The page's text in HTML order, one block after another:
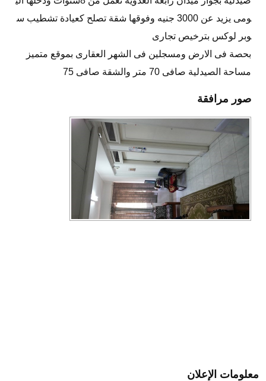
ومى يزيد عن 3000 جنيه وفوقها شقة تصلح كعيادة تشطيب س
وبر لوكس بترخيص تجارى
بحصة فى الارض ومسجلين فى الشهر العقارى بموقع متميز
مساحة الصيدلية صافى 70 متر والشقة صافى 75
صور مرافقة
معلومات الإعلان